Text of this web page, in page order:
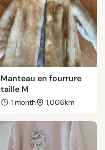
Manteau en fourrure
taille M
1 month 1,006km